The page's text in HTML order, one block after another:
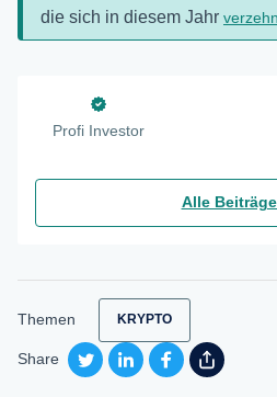
die sich in diesem Jahr
Profi Investor
Alle
Themen KRYPTO
Share